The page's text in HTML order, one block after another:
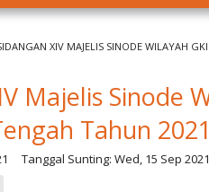
XIV MAJELIS SINODE WILAYAH
Majelis Sinode
Tahun 2021
Tanggal Sunting: Wed, 15 Sep 2021